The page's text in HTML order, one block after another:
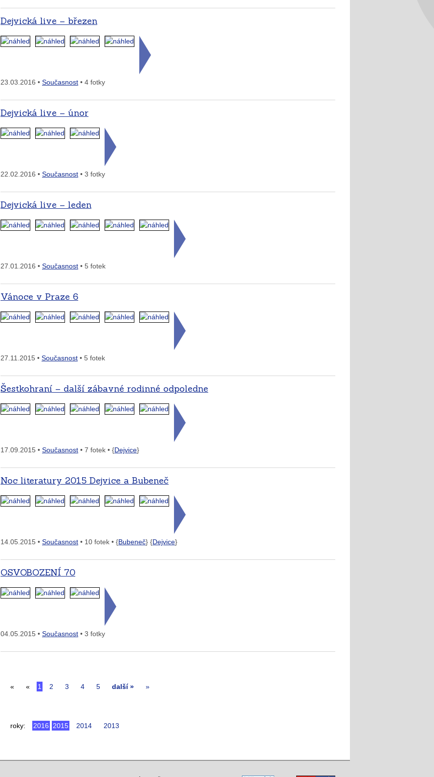
Dejvická live – březen
23.03.2016 • Současnost • 4 fotky
Dejvická live – únor
22.02.2016 • Současnost • 3 fotky
Dejvická live – leden
27.01.2016 • Současnost • 5 fotek
Vánoce v Praze 6
27.11.2015 • Současnost • 5 fotek
Šestkohraní – další zábavné rodinné odpoledne
17.09.2015 • Současnost • 7 fotek • {Dejvice}
Noc literatury 2015 Dejvice a Bubeneč
14.05.2015 • Současnost • 10 fotek • {Bubeneč} {Dejvice}
OSVOBOZENÍ 70
04.05.2015 • Současnost • 3 fotky
« « 1 2 3 4 5 další » »
roky: 2016 2015 2014 2013